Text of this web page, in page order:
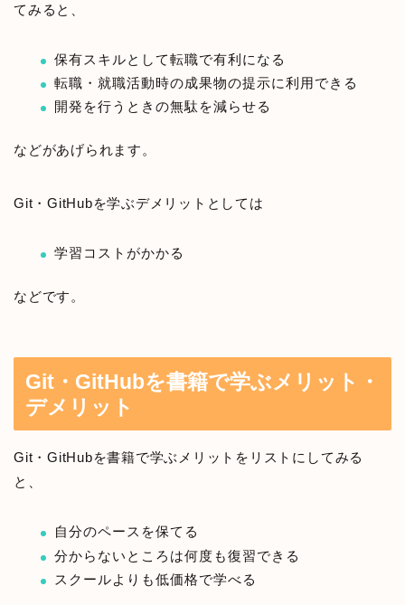
てみると、
保有スキルとして転職で有利になる
転職・就職活動時の成果物の提示に利用できる
開発を行うときの無駄を減らせる
などがあげられます。
Git・GitHubを学ぶデメリットとしては
学習コストがかかる
などです。
Git・GitHubを書籍で学ぶメリット・
デメリット
Git・GitHubを書籍で学ぶメリットをリストにしてみる
と、
自分のペースを保てる
分からないところは何度も復習できる
スクールよりも低価格で学べる